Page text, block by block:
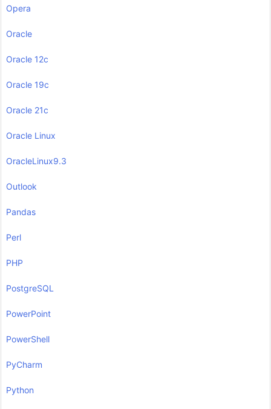
Opera
Oracle
Oracle 12c
Oracle 19c
Oracle 21c
Oracle Linux
OracleLinux9.3
Outlook
Pandas
Perl
PHP
PostgreSQL
PowerPoint
PowerShell
PyCharm
Python